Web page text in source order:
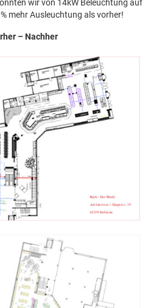
wir von 14kW Beleuchtung auf
mehr Ausleuchtung als vorher!
– Nachher